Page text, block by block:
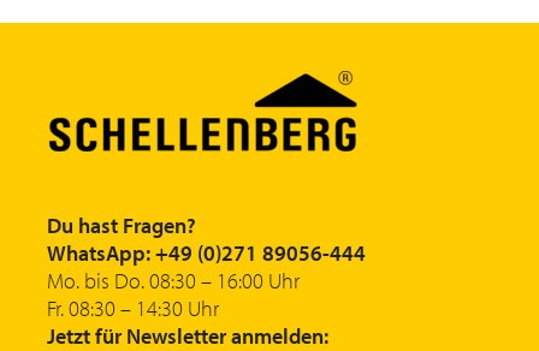
Du hast Fragen?
WhatsApp: +49 (0)271 89056-444
Mo. bis Do. 08:30 – 16:00 Uhr
Fr. 08:30 – 14:30 Uhr
Jetzt für Newsletter anmelden: